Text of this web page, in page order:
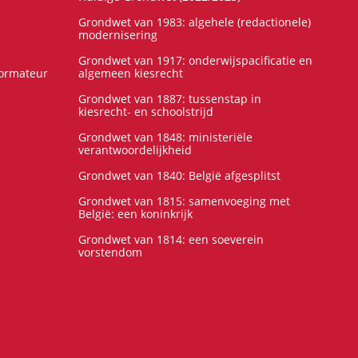
Grondwet van 1983: algehele (redactionele)
modernisering
Grondwet van 1917: onderwijspacificatie en
algemeen kiesrecht
Grondwet van 1887: tussenstap in
kiesrecht- en schoolstrijd
Grondwet van 1848: ministeriële
verantwoordelijkheid
Grondwet van 1840: België afgesplitst
Grondwet van 1815: samenvoeging met
België: een koninkrijk
Grondwet van 1814: een soeverein
vorstendom